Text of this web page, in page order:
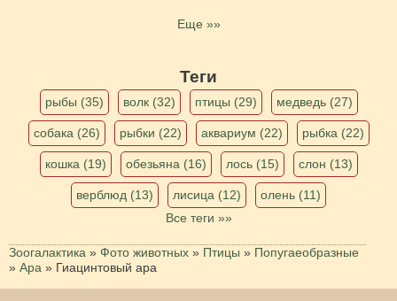
Еще »»
Теги
рыбы (35) волк (32) птицы (29) медведь (27)
собака (26) рыбки (22) аквариум (22) рыбка (22)
кошка (19) обезьяна (16) лось (15) слон (13)
верблюд (13) лисица (12)
олень (11)
Все теги »»
Зоогалактика » Фото животных » Птицы » Попугаеобразные
» Ара » Гиацинтовый ара